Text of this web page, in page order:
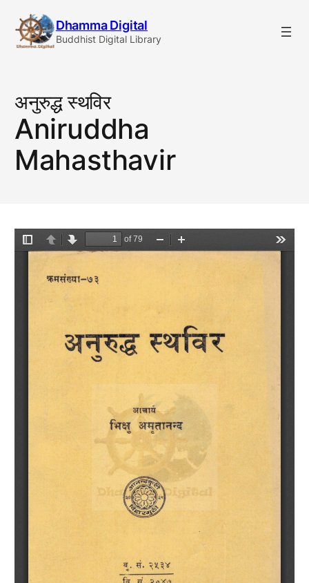
content
Dhamma Digital
Buddhist Digital Library
अनुरुद्ध स्थविर
Aniruddha
Mahasthavir